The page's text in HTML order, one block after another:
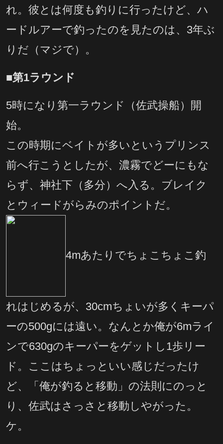
れ。彼とは何度も釣りに行ったけど、ハ
ードルアーで釣ったのを見たのは、3年ぶ
りだ（マジで）。
■第1ラウンド
5時になり第一ラウンド（佐武操船）開
始。
この時期にベイトが多いというプリンス
前へ行こうとしたが、濃霧でどーにもな
らず、神社下（多分）へ入る。ブレイク
とウィードがらみのポイントだ。
4mあたりでちょこちょこ釣
れはじめるが、30cmちょいが多くキーパ
ーの500gには遠い。なんとか俺が6mライ
ンで630gのキーパーをゲットし1歩リー
ド。ここはちょっといい感じだったけ
ど、「俺が釣ると移動」の法則にのっと
り、佐武はさっさと移動しやがった。
ケ。